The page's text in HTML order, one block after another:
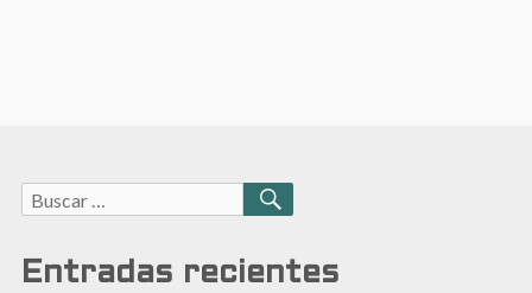
Buscar:
BUSCAR
Entradas recientes